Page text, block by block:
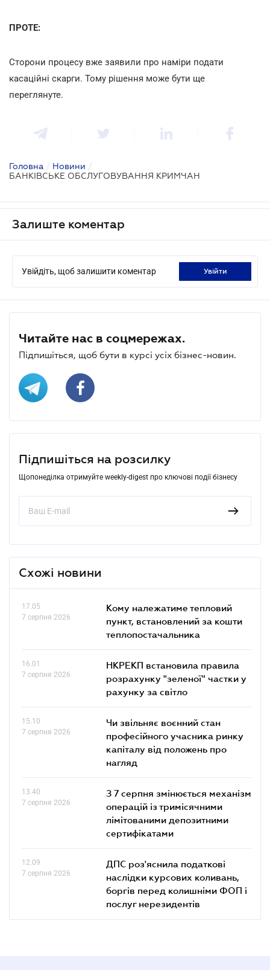
ПРОТЕ:
Сторони процесу вже заявили про наміри подати
касаційні скарги. Тому рішення може бути ще
переглянуте.
Головна / Новини /
БАНКІВСЬКЕ ОБСЛУГОВУВАННЯ КРИМЧАН
Залиште коментар
Увійдіть, щоб залишити коментар увійти
Читайте нас в соцмережах.
Підпишіться, щоб бути в курсі усіх бізнес-новин.
Підпишіться на розсилку
Щопонеділка отримуйте weekly-digest про ключові події бізнесу
Схожі новини
17.05
7 серпня 2026
Кому належатиме тепловий
пункт, встановлений за кошти
теплопостачальника
16.01
7 серпня 2026
НКРЕКП встановила правила
розрахунку "зеленої" частки у
рахунку за світло
15.10
7 серпня 2026
Чи звільняє воєнний стан
професійного учасника ринку
капіталу від положень про
нагляд
13.40
7 серпня 2026
З 7 серпня змінюється механізм
операцій із тримісячними
лімітованими депозитними
сертифікатами
12.09
7 серпня 2026
ДПС роз'яснила податкові
наслідки курсових коливань,
боргів перед колишніми ФОП і
послуг нерезидентів